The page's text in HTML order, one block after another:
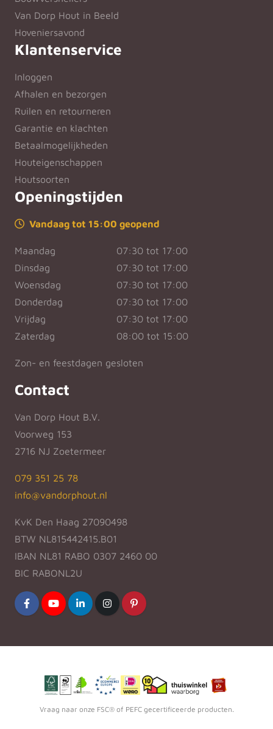
Van Dorp Hout in Beeld
Hoveniersavond
Klantenservice
Inloggen
Afhalen en bezorgen
Ruilen en retourneren
Garantie en klachten
Betaalmogelijkheden
Houteigenschappen
Houtsoorten
Openingstijden
Vandaag tot 15:00 geopend
Maandag
07:30 tot 17:00
Dinsdag
07:30 tot 17:00
Woensdag
07:30 tot 17:00
Donderdag
07:30 tot 17:00
Vrijdag
07:30 tot 17:00
Zaterdag
08:00 tot 15:00
Zon- en feestdagen gesloten
Contact
Van Dorp Hout B.V.
Voorweg 153
2716 NJ Zoetermeer
079 351 25 78
info@vandorphout.nl
KvK Den Haag 27090498
BTW NL815442415.B01
IBAN NL81 RABO 0307 2460 00
BIC RABONL2U
Vraag naar onze FSC® of PEFC gecertificeerde producten.